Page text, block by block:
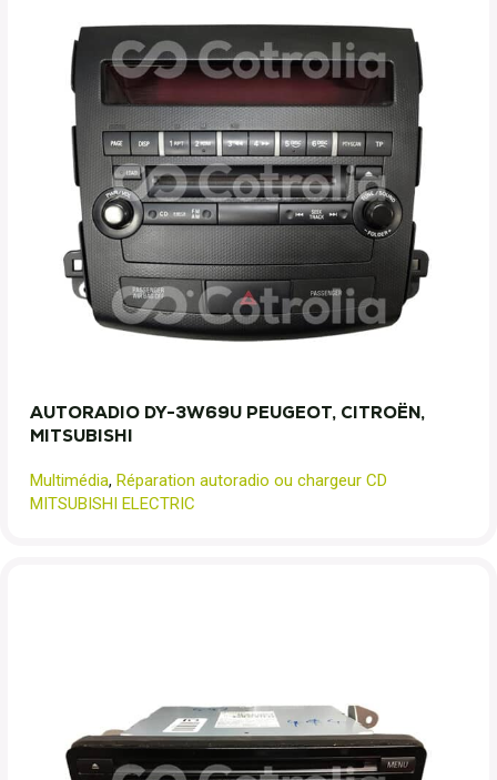
AUTORADIO DY-3W69U PEUGEOT, CITROËN,
MITSUBISHI
Multimédia, Réparation autoradio ou chargeur CD
MITSUBISHI ELECTRIC